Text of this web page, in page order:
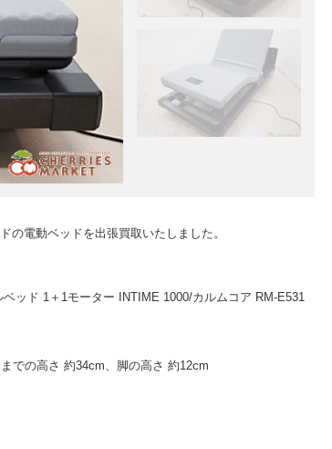
の電動ベッドを出張買取いたしました。
ッド 1＋1モーター INTIME 1000/カルムコア RM-E531
での高さ 約34cm、脚の高さ 約12cm